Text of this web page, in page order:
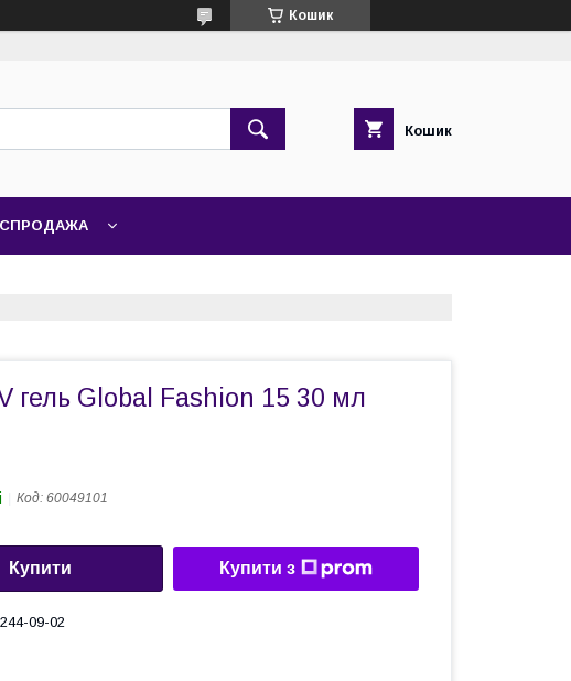
Кошик
Кошик
гель Global Fashion 15 30 мл
Код: 60049101
Купити Купити з
09-02